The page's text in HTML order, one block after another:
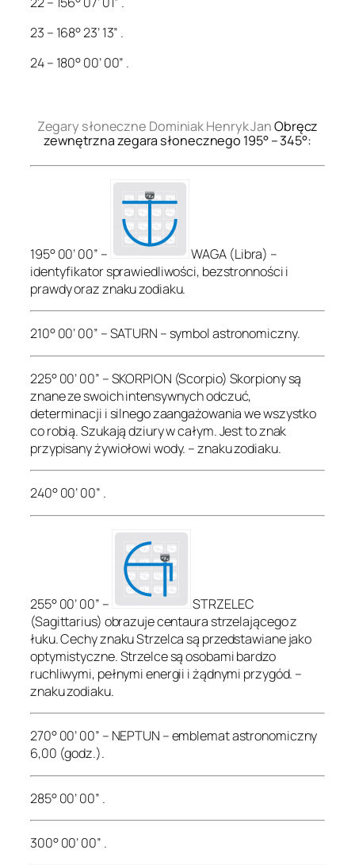
23 – 168° 23’ 13” .
24 – 180° 00’ 00” .
Zegary słoneczne Dominiak Henryk JanObręcz
zewnętrzna zegara słonecznego 195° – 345°:
195° 00’ 00” –
WAGA (Libra) –
identyfikator sprawiedliwości, bezstronności i
prawdy oraz znaku zodiaku.
210° 00’ 00” – SATURN – symbol astronomiczny.
225° 00’ 00” – SKORPION (Scorpio) Skorpiony są
znane ze swoich intensywnych odczuć,
determinacji i silnego zaangażowania we wszystko
co robią. Szukają dziury w całym. Jest to znak
przypisany żywiołowi wody. – znaku zodiaku.
240° 00’ 00” .
255° 00’ 00” –
STRZELEC
(Sagittarius) obrazuje centaura strzelającego z
łuku. Cechy znaku Strzelca są przedstawiane jako
optymistyczne. Strzelce są osobami bardzo
ruchliwymi, pełnymi energii i żądnymi przygód. –
znaku zodiaku.
270° 00’ 00” – NEPTUN – emblemat astronomiczny
6,00 (godz.).
285° 00’ 00” .
300° 00’ 00” .